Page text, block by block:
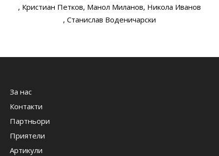
, Кристиан Петков, Манол Миланов, Никола Иванов
, Станислав Воденичарски
За нас
Контакти
Партньори
Приятели
Артикули